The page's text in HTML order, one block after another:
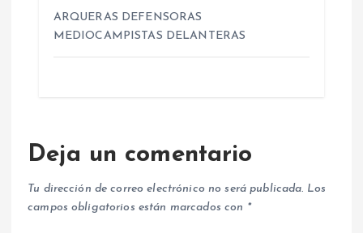
ARQUERAS DEFENSORAS
MEDIOCAMPISTAS DELANTERAS
Deja un comentario
Tu dirección de correo electrónico no será publicada. Los
campos obligatorios están marcados con *